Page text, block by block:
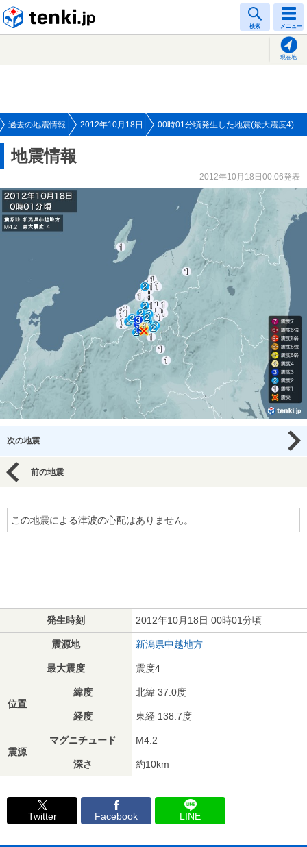
検索 メニュー
現在地
過去の地震情報 2012年10月18日 00時01分頃発生した地震(最大震度4)
地震情報
2012年10月18日00:06発表
次の地震
前の地震
この地震による津波の心配はありません。
発生時刻 2012年10月18日 00時01分頃
震源地 新潟県中越地方
最大震度 震度4
位置
緯度 北緯 37.0度
経度 東経 138.7度
震源
マグニチュード M4.2
深さ 約10km
Twitter Facebook LINE